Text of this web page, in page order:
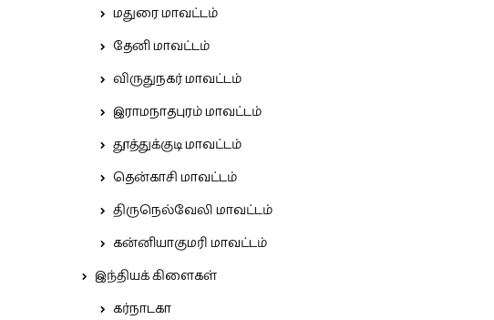
மதுரை மாவட்டம்
தேனி மாவட்டம்
விருதுநகர் மாவட்டம்
இராமநாதபுரம் மாவட்டம்
தூத்துக்குடி மாவட்டம்
தென்காசி மாவட்டம்
திருநெல்வேலி மாவட்டம்
கன்னியாகுமரி மாவட்டம்
இந்தியக் கிளைகள்
கர்நாடகா